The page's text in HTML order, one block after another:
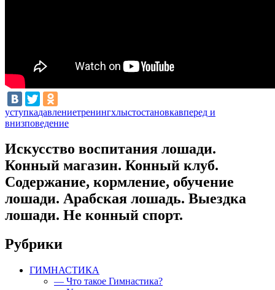
уступкадавлениетренингхлыстостановкавперед и
внизповедение
Искусство воспитания лошади.
Конный магазин. Конный клуб.
Содержание, кормление, обучение
лошади. Арабская лошадь. Выездка
лошади. Не конный спорт.
Рубрики
ГИМНАСТИКА
— Что такое Гимнастика?